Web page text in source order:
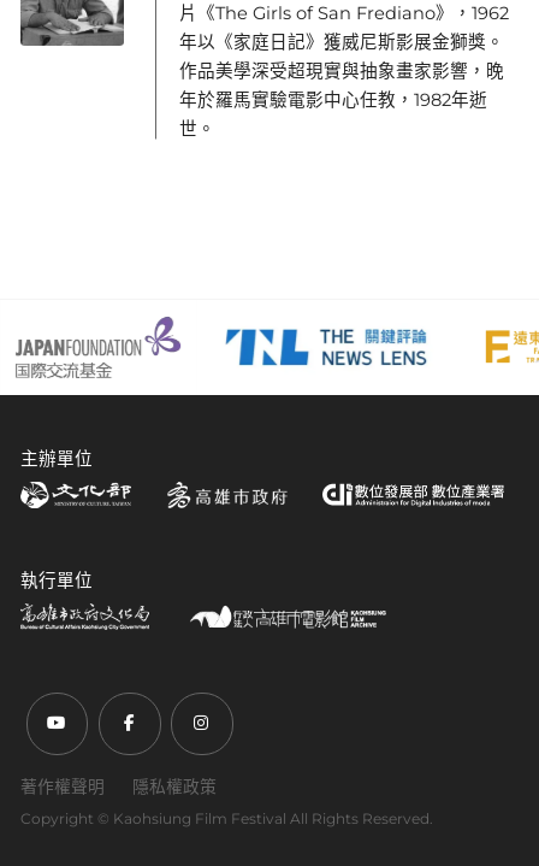
片《The Girls of San Frediano》，1962
年以《家庭日記》獲威尼斯影展金獅獎。
作品美學深受超現實與抽象畫家影響，晚
年於羅馬實驗電影中心任教，1982年逝
世。
主辦單位
執行單位
前往Youtube頻道(另開新視窗)
前往Facebook粉絲團(另開新視窗)
前往Instagram粉絲團(另開新視窗)
著作權聲明 隱私權政策
Copyright ©︎ Kaohsiung Film Festival All Rights Reserved.